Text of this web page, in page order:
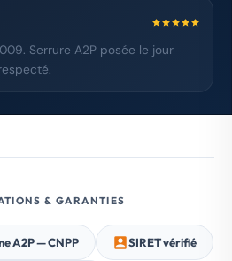
Serrure A2P posée le jour
& GARANTIES
A2P — CNPP SIRET vérifié